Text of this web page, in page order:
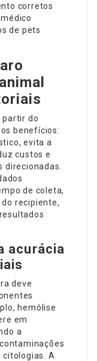
corretos
de pets
partir do
benefícios:
evita a
custos e
de coleta,
recipiente,
acurácia
deve
hemólise
em
a
A